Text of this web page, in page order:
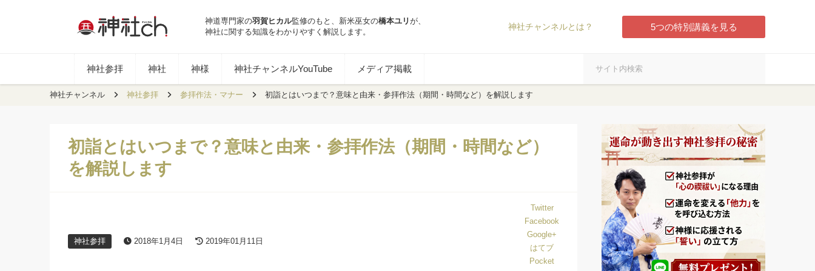
神道専門家の羽賀ヒカル監修のもと、新米巫女の橋本ユリ が、
神社に関する知識をわかりやすく解説します。
神社チャンネルとは？ 5つの特別講義を見る
神社参拝 神社 神様 神社チャンネルYouTube メディア掲載
神社チャンネル 神社参拝 参拝作法・マナー 初詣とはいつまで？意味と由来・参拝作法（期間・時間など）を解説します
初詣とはいつまで？意味と由来・参拝作法（期間・時間など）
を解説します
神社参拝 2018年1月4日 2019年01月11日
Twitter
Facebook
Google+
はてブ
Pocket